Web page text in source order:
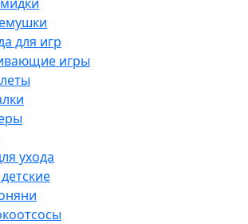
для игр
игры
ухода